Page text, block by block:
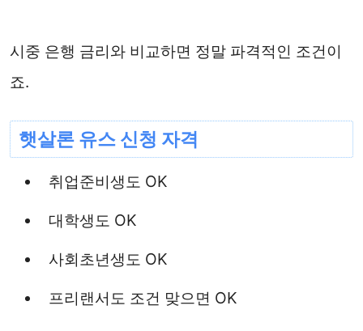
시중 은행 금리와 비교하면 정말 파격적인 조건이
죠.
햇살론 유스 신청 자격
취업준비생도 OK
대학생도 OK
사회초년생도 OK
프리랜서도 조건 맞으면 OK